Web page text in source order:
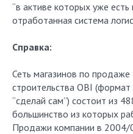
“в активе которых уже
отработанная система
Справка:
Сеть магазинов по
строительства OBI
“сделай сам”) состоит из
большинство из которых
Продажи компании в 2004/